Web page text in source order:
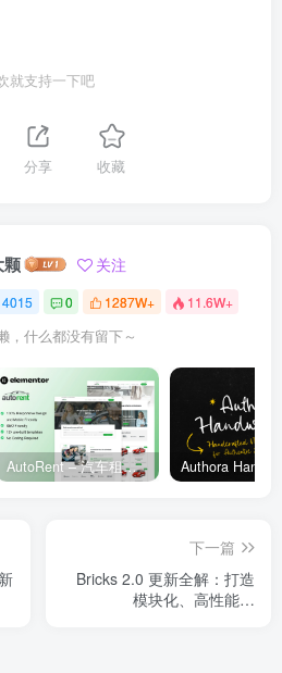
就支持一下吧
分享 收藏
关注
4015 0 1287W+ 11.6W+
，什么都没有留下～
AutoRent – 汽车租赁服务 Elementor 模板套件
下一篇
Bricks 2.0 更新全解：打造
模块化、高性能的